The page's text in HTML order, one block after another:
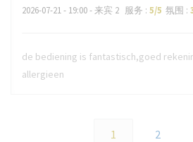
2026-07-21- 19:00 - 来宾 2 服务 : 5/5 氛围 :
de bediening is fantastisch,goed
allergieen
1 2